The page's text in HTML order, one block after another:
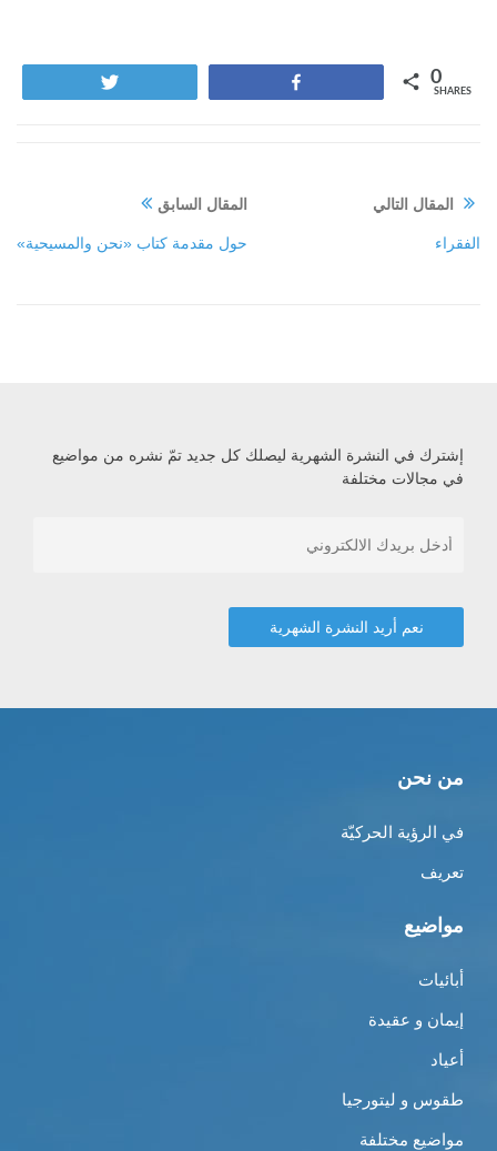
0
SHARES
المقال السابق
حول مقدمة كتاب «نحن والمسيحية»
المقال التالي
الفقراء
إشترك في النشرة الشهرية ليصلك كل جديد تمّ نشره من مواضيع
في مجالات مختلفة
من نحن
في الرؤية الحركيّة
تعريف
مواضيع
أبائيات
إيمان و عقيدة
أعياد
طقوس و ليتورجيا
مواضيع مختلفة